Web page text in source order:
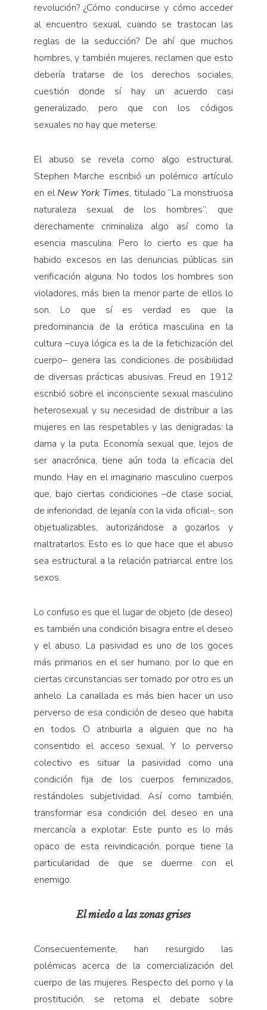
revolución? ¿Cómo conducirse y cómo acceder
al encuentro sexual, cuando se trastocan las
reglas de la seducción? De ahí que muchos
hombres, y también mujeres, reclamen que esto
debería tratarse de los derechos sociales,
cuestión donde sí hay un acuerdo casi
generalizado, pero que con los códigos
sexuales no hay que meterse.
El abuso se revela como algo estructural.
Stephen Marche escribió un polémico artículo
en el New York Times, titulado “La monstruosa
naturaleza sexual de los hombres”, que
derechamente criminaliza algo así como la
esencia masculina. Pero lo cierto es que ha
habido excesos en las denuncias públicas sin
verificación alguna. No todos los hombres son
violadores, más bien la menor parte de ellos lo
son. Lo que sí es verdad es que la
predominancia de la erótica masculina en la
cultura –cuya lógica es la de la fetichización del
cuerpo– genera las condiciones de posibilidad
de diversas prácticas abusivas. Freud en 1912
escribió sobre el inconsciente sexual masculino
heterosexual y su necesidad de distribuir a las
mujeres en las respetables y las denigradas: la
dama y la puta. Economía sexual que, lejos de
ser anacrónica, tiene aún toda la eficacia del
mundo. Hay en el imaginario masculino cuerpos
que, bajo ciertas condiciones –de clase social,
de inferioridad, de lejanía con la vida oficial–, son
objetualizables, autorizándose a gozarlos y
maltratarlos. Esto es lo que hace que el abuso
sea estructural a la relación patriarcal entre los
sexos.
Lo confuso es que el lugar de objeto (de deseo)
es también una condición bisagra entre el deseo
y el abuso. La pasividad es uno de los goces
más primarios en el ser humano, por lo que en
ciertas circunstancias ser tomado por otro es un
anhelo. La canallada es más bien hacer un uso
perverso de esa condición de deseo que habita
en todos. O atribuirla a alguien que no ha
consentido el acceso sexual. Y lo perverso
colectivo es situar la pasividad como una
condición fija de los cuerpos feminizados,
restándoles subjetividad. Así como también,
transformar esa condición del deseo en una
mercancía a explotar. Este punto es lo más
opaco de esta reivindicación, porque tiene la
particularidad de que se duerme con el
enemigo.
El miedo a las zonas grises
Consecuentemente, han resurgido las
polémicas acerca de la comercialización del
cuerpo de las mujeres. Respecto del porno y la
prostitución, se retoma el debate sobre